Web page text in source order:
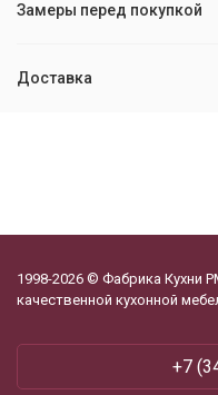
Замеры перед покупкой
Доставка
1998-2026 © Фабрика Кухни
качественной кухонной
‪+7